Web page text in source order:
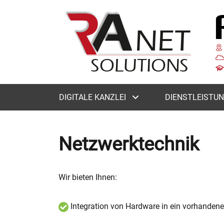
RA NET
BELANGEN
Primary
menu
DIGITALE KANZLEI
Netzwerktechnik
Wir bieten Ihnen:
Integration von Hardware in ein